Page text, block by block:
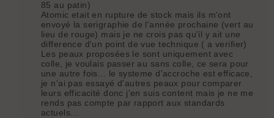
85 au patin)
Atomic etait en rupture de stock mais ils m'ont
envoyé la serigraphie de l'année prochaine (vert au
lieu de rouge) mais je ne crois pas qu'il y ait une
difference d'un point de vue technique ( a verifier)
Les peaux proposées le sont uniquement avec
colle, je voulais passer au sans colle, ce sera pour
une autre fois... le systeme d'accroche est efficace,
je n'ai pas essayé d'autres peaux pour comparer
leurs efficacité donc j'en suis content mais je ne me
rends pas compte par rapport aux standards
actuels...